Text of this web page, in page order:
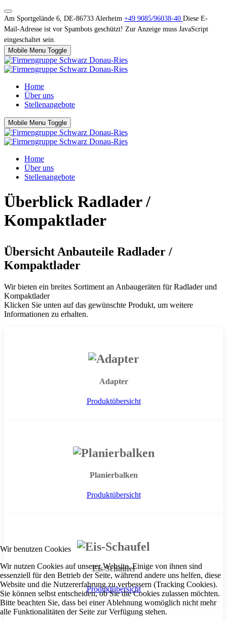
Am Sportgelände 6, DE-86733 Alerheim +49 9085/96038-40 Diese E-
Mail-Adresse ist vor Spambots geschützt! Zur Anzeige muss JavaScript
eingeschaltet sein.
Mobile Menu Toggle
Home
Über uns
Stellenangebote
Mobile Menu Toggle
Home
Über uns
Stellenangebote
Überblick Radlader /
Kompaktlader
Übersicht Anbauteile Radlader /
Kompaktlader
Wir bieten ein breites Sortiment an Anbaugeräten für Radlader und
Kompaktlader
Klicken Sie unten auf das gewünschte Produkt, um weitere
Informationen zu erhalten.
Adapter
Produktübersicht
Planierbalken
Produktübersicht
Eis-Schaufel
Produktübersicht
Wir benutzen Cookies
Wir nutzen Cookies auf unserer Website. Einige von ihnen sind
essenziell für den Betrieb der Seite, während andere uns helfen, diese
Website und die Nutzererfahrung zu verbessern (Tracking Cookies).
Sie können selbst entscheiden, ob Sie die Cookies zulassen möchten.
Bitte beachten Sie, dass bei einer Ablehnung womöglich nicht mehr
alle Funktionalitäten der Seite zur Verfügung stehen.